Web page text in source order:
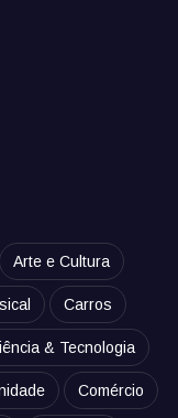
Arte e Cultura
Carros
& Tecnologia
Comércio